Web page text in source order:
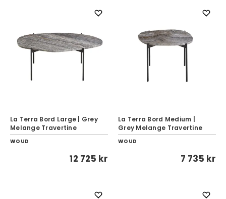
La Terra Bord Large | Grey
Melange Travertine
WOUD
12 725 kr
La Terra Bord Medium |
Grey Melange Travertine
WOUD
7 735 kr